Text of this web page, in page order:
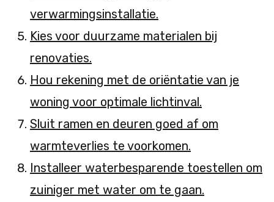
verwarmingsinstallatie.
Kies voor duurzame materialen bij
renovaties.
Hou rekening met de oriëntatie van je
woning voor optimale lichtinval.
Sluit ramen en deuren goed af om
warmteverlies te voorkomen.
Installeer waterbesparende toestellen om
zuiniger met water om te gaan.